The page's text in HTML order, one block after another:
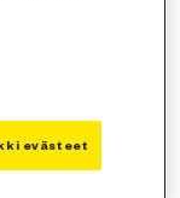
evästeet